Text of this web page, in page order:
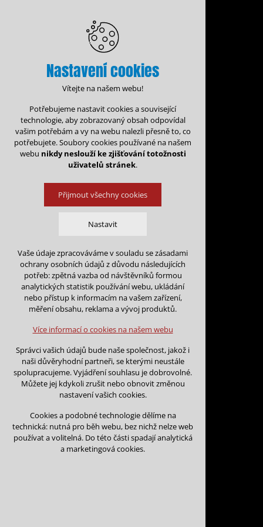
Administrace rezervací
Rezervace
Zpět na kalendář
Na tento den nejsou podány
Na tento den nelze podávat
Nastavení cookies
Vítejte na našem webu!
Potřebujeme nastavit cookies a související
technologie, aby zobrazovaný obsah odpovídal
vašim potřebám a vy na webu nalezli přesně to, co
potřebujete. Soubory cookies používané na našem
webu nikdy neslouží ke zjišťování totožnosti
uživatelů stránek.
Přijmout všechny cookies
Nastavit
Technická cookies
nutná pro provozování webu
udržení kontextu stránek (session):
případná přihlášení, volby jazyka, apod.
Volitelná cookies
analytická pro anonymizované vyhodnocení
návštěvnosti
marketingová cookies (Google)
Více informací o cookies na našem webu
Odmítnout vše
Vaše údaje zpracováváme v souladu se zásadami
ochrany osobních údajů z důvodu následujících
potřeb: zpětná vazba od návštěvníků formou
analytických statistik používání webu, ukládání
nebo přístup k informacím na vašem zařízení,
měření obsahu, reklama a vývoj produktů.
Více informací o cookies na našem webu
Správci vašich údajů bude naše společnost, jakož i
naši důvěryhodní partneři, se kterými neustále
spolupracujeme. Vyjádření souhlasu je dobrovolné.
Můžete jej kdykoli zrušit nebo obnovit změnou
nastavení vašich cookies.
Cookies a podobné technologie dělíme na
technická: nutná pro běh webu, bez nichž nelze web
používat a volitelná. Do této části spadají analytická
a marketingová cookies.